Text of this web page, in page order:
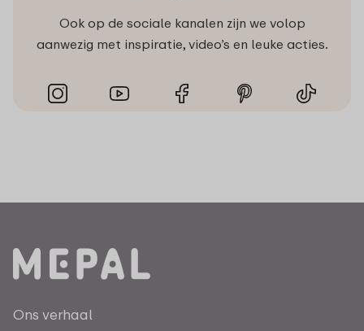
Ook op de sociale kanalen zijn we volop
aanwezig met inspiratie, video’s en leuke acties.
Ons verhaal